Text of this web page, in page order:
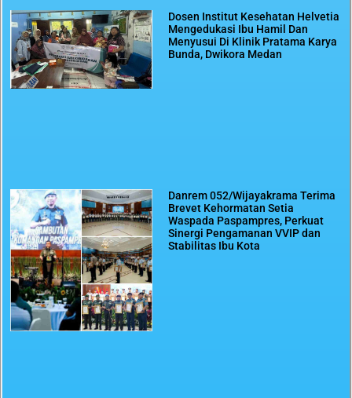
Dosen Institut Kesehatan Helvetia
Mengedukasi Ibu Hamil Dan
Menyusui Di Klinik Pratama Karya
Bunda, Dwikora Medan
Danrem 052/Wijayakrama Terima
Brevet Kehormatan Setia
Waspada Paspampres, Perkuat
Sinergi Pengamanan VVIP dan
Stabilitas Ibu Kota